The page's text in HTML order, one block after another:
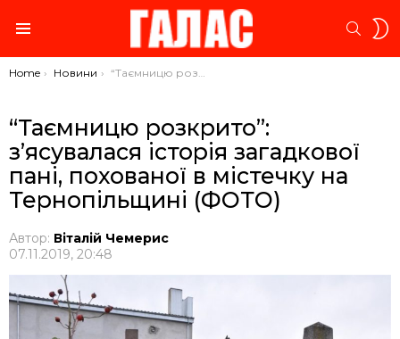
You are here:
Home Новини “Таємницю розкрито”: з’ясувалася історія загадкової пані, похованої в містечку на Тернопільщині (ФОТО)
“Таємницю розкрито”:
з’ясувалася історія загадкової
пані, похованої в містечку на
Тернопільщині (ФОТО)
Автор: Віталій Чемерис
07.11.2019, 20:48